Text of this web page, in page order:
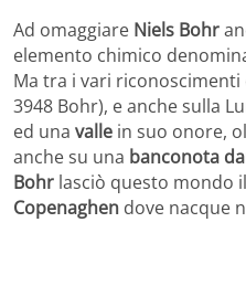
Ad omaggiare Niels Bohr
elemento chimico
Ma tra i vari riconoscimenti
3948 Bohr), e anche sulla
ed una valle in suo onore,
anche su una banconota
Bohr lasciò questo mondo
Copenaghen dove nacque